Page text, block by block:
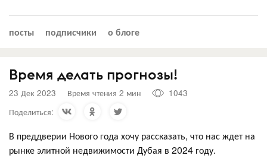
посты подписчики о блоге
Время делать прогнозы!
23 Дек 2023 Время чтения 2 мин
1043
Поделиться:
В преддверии Нового года хочу рассказать, что нас ждет на
рынке элитной недвижимости Дубая в 2024 году.